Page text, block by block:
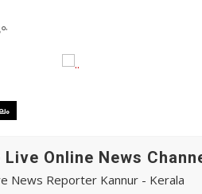
Online News
News Reporter Kannur - Kerala